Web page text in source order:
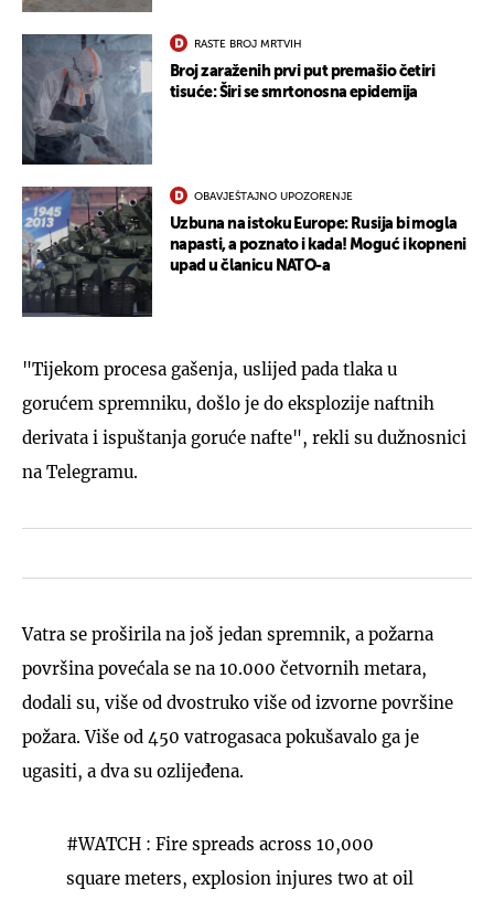
RASTE BROJ MRTVIH
Broj zaraženih prvi put premašio četiri
tisuće: Širi se smrtonosna epidemija
OBAVJEŠTAJNO UPOZORENJE
Uzbuna na istoku Europe: Rusija bi mogla
napasti, a poznato i kada! Moguć i kopneni
upad u članicu NATO-a
"Tijekom procesa gašenja, uslijed pada tlaka u
gorućem spremniku, došlo je do eksplozije naftnih
derivata i ispuštanja goruće nafte", rekli su dužnosnici
na Telegramu.
Vatra se proširila na još jedan spremnik, a požarna
površina povećala se na 10.000 četvornih metara,
dodali su, više od dvostruko više od izvorne površine
požara. Više od 450 vatrogasaca pokušavalo ga je
ugasiti, a dva su ozlijeđena.
#WATCH : Fire spreads across 10,000
square meters, explosion injures two at oil